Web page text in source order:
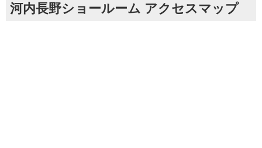
河内長野ショールーム アクセスマップ